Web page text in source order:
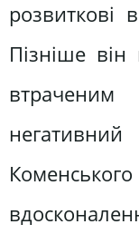
розвиткові
Пізніше він